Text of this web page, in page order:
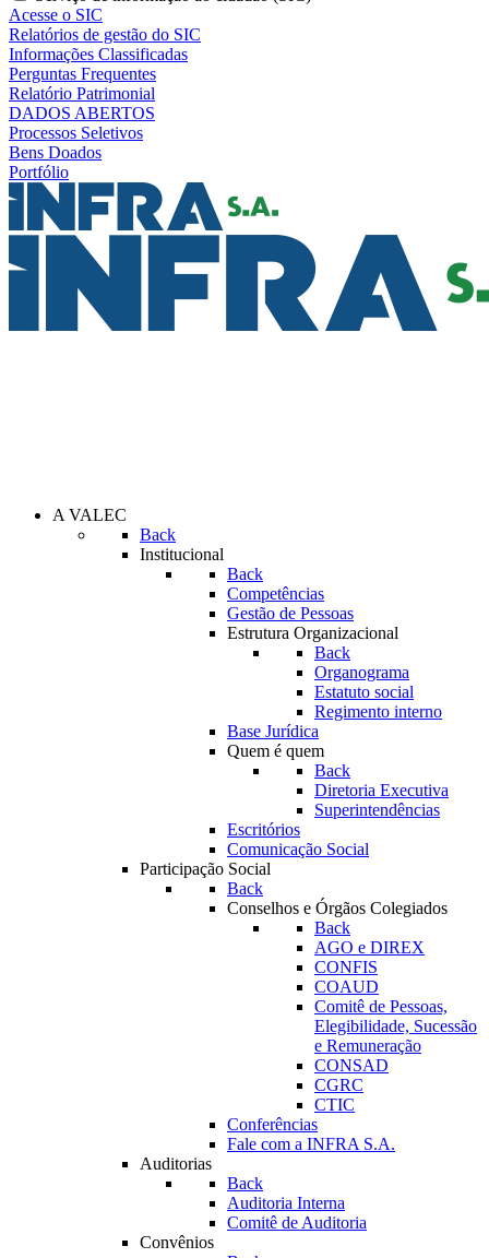
Acesse o SIC
Relatórios de gestão do SIC
Informações Classificadas
Perguntas Frequentes
Relatório Patrimonial
DADOS ABERTOS
Processos Seletivos
Bens Doados
Portfólio
A VALEC
Back
Institucional
Back
Competências
Gestão de Pessoas
Estrutura Organizacional
Back
Organograma
Estatuto social
Regimento interno
Base Jurídica
Quem é quem
Back
Diretoria Executiva
Superintendências
Escritórios
Comunicação Social
Participação Social
Back
Conselhos e Órgãos Colegiados
Back
AGO e DIREX
CONFIS
COAUD
Comitê de Pessoas,
Elegibilidade, Sucessão
e Remuneração
CONSAD
CGRC
CTIC
Conferências
Fale com a INFRA S.A.
Auditorias
Back
Auditoria Interna
Comitê de Auditoria
Convênios